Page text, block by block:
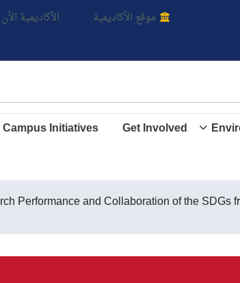
موقع الأكاديمية الأكاديمية الأن
Get Involved
Campus Initiatives
Performance and Collaboration of the SDGs